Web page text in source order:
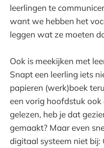
leerlingen te
want we hebben het
leggen wat ze moeten
Ook is meekijken met
Snapt een leerling iets
papieren (werk)boek
een vorig hoofdstuk
gelezen, heb je dat
gemaakt? Maar even
digitaal systeem niet bij: